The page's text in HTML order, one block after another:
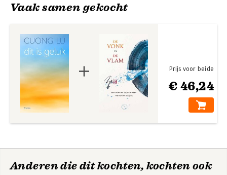
Vaak samen gekocht
€ 46,24
Prijs voor beide
Anderen die dit kochten, kochten ook